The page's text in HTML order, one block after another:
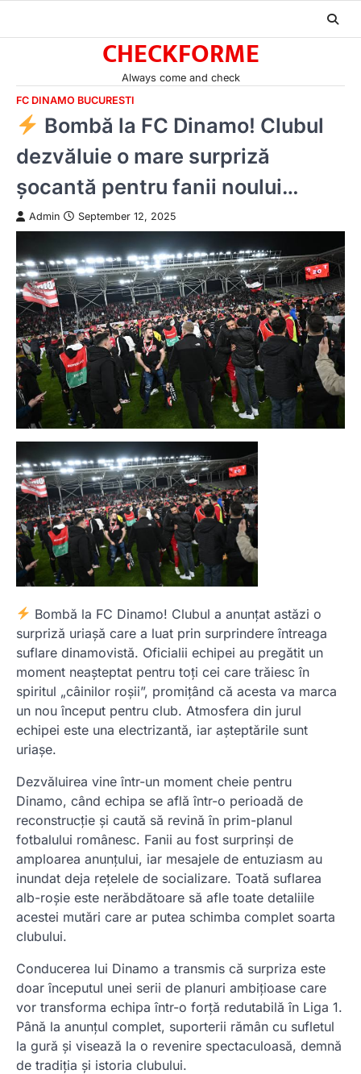
CHECKFORME
Always come and check
FC DINAMO BUCURESTI
Bombă la FC Dinamo! Clubul
dezvăluie o mare surpriză
șocantă pentru fanii noului…
Admin September 12, 2025
Bombă la FC Dinamo! Clubul a anunțat astăzi o
surpriză uriașă care a luat prin surprindere întreaga
suflare dinamovistă. Oficialii echipei au pregătit un
moment neașteptat pentru toți cei care trăiesc în
spiritul „câinilor roșii”, promițând că acesta va marca
un nou început pentru club. Atmosfera din jurul
echipei este una electrizantă, iar așteptările sunt
uriașe.
Dezvăluirea vine într-un moment cheie pentru
Dinamo, când echipa se află într-o perioadă de
reconstrucție și caută să revină în prim-planul
fotbalului românesc. Fanii au fost surprinși de
amploarea anunțului, iar mesajele de entuziasm au
inundat deja rețelele de socializare. Toată suflarea
alb-roșie este nerăbdătoare să afle toate detaliile
acestei mutări care ar putea schimba complet soarta
clubului.
Conducerea lui Dinamo a transmis că surpriza este
doar începutul unei serii de planuri ambițioase care
vor transforma echipa într-o forță redutabilă în Liga 1.
Până la anunțul complet, suporterii rămân cu sufletul
la gură și visează la o revenire spectaculoasă, demnă
de tradiția și istoria clubului.